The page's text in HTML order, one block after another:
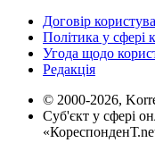
Договір
Політика у сфері
Угода щодо
Редакція
© 2000-2026,
Суб'єкт у сфері